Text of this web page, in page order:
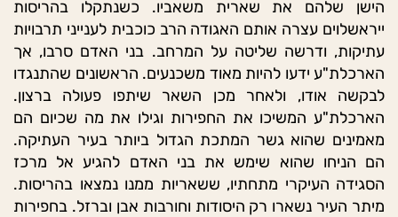
הישן שלהם את שארית משאביו. כשנתקלו בהריסות
ייראשלוים עצרה אותם האגודה הרב כוכבית לענייני תרבויות
עתיקות, ודרשה שליטה על המרחב. בני האדם סרבו, אך
הארכלת"ע ידעו להיות מאוד משכנעים. הראשונים שהתנגדו
לבקשה אודו, ולאחר מכן השאר שיתפו פעולה ברצון.
הארכלת"ע המשיכו את החפירות וגילו את מה שכיום הם
מאמינים שהוא גשר המתכת הגדול ביותר בעיר העתיקה.
הם הניחו שהוא שימש את בני האדם להגיע אל מרכז
הסגידה העיקרי מתחתיו, ששאריות ממנו נמצאו בהריסות.
מיתר העיר נשארו רק היסודות וחורבות אבן וברזל. בחפירות